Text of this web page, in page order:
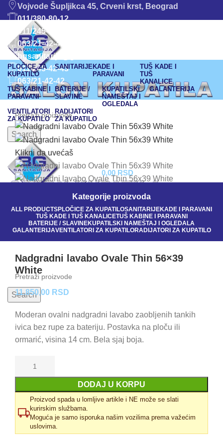
Vojvode Šupljikca 45, Crveni krst, Beograd
011/380-80-12
011/245-42-43
063/21-42-42
bgsanitarija@gmail.com
011 245-42-43
063/21-42-42
Search
PLOČICE ZA
KUPATILO
SANITARIJEKADE I
PARAVANI
TUŠ KADE I
TUŠ
KANALICE
TUŠ KABINE I
PARAVANI
BATERIJE /
SLAVINE
KUPATILSKI
NAMEŠTAJ I
OGLEDALA
GALANTERIJA
VENTILATORI
ZA KUPATILO
RADIJATORI
ZA KUPATILO
0,00 RSD
Kategorije proizvoda
ALL PRODUCTSPLOČICE ZA KUPATILOSANITARIJEKADE I PARAVANI
TUŠ KADE I TUŠ KANALICETUŠ KABINE I PARAVANI
BATERIJE / SLAVINEKUPATILSKI NAMEŠTAJ I OGLEDALA
GALANTERIJAVENTILATORI ZA KUPATILORADIJATORI ZA KUPATILO
Search
Klikni da uvećaš
Nadgradni lavabo Ovale Thin 56×39 White
Povratak na proizvode
Nadgradni lavabo Ovale Thin 56×39
White
11.850,00 RSD
Moderan ovalni nadgradni lavabo zaobljenih tankih
ivica bez rupe za bateriju. Postavka na ploču ili
ormarić, visina 14 cm. Bela sjaj boja.
DODAJ U KORPU
Proizvod spada u lomljive artikle i NE može se slati
kurirskim službama.
Moguća je samo isporuka našim vozilima prema važećim
uslovima.